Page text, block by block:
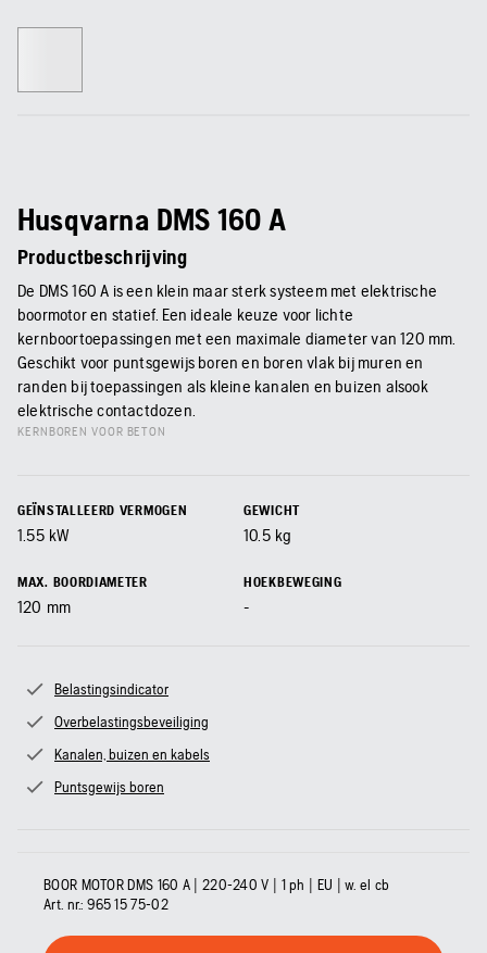
Husqvarna DMS 160 A
Productbeschrijving
De DMS 160 A is een klein maar sterk systeem met elektrische
boormotor en statief. Een ideale keuze voor lichte
kernboortoepassingen met een maximale diameter van 120 mm.
Geschikt voor puntsgewijs boren en boren vlak bij muren en
randen bij toepassingen als kleine kanalen en buizen alsook
elektrische contactdozen.
KERNBOREN VOOR BETON
GEÏNSTALLEERD VERMOGEN
1.55 kW
GEWICHT
10.5 kg
MAX. BOORDIAMETER
120 mm
HOEKBEWEGING
-
Belastingsindicator
Overbelastingsbeveiliging
Kanalen, buizen en kabels
Puntsgewijs boren
BOOR MOTOR DMS 160 A | 220-240 V | 1 ph | EU | w. el cb
Art. nr.: 965 15 75‑02